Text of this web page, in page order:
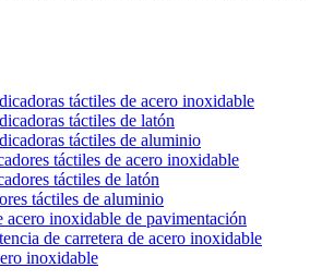
táctiles de acero inoxidable
táctiles de latón
táctiles de aluminio
táctiles de acero inoxidable
táctiles de latón
táctiles de aluminio
acero inoxidable de pavimentación
de carretera de acero inoxidable
inoxidable